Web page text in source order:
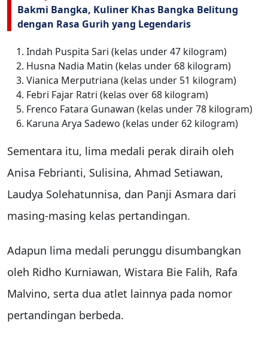
Bakmi Bangka, Kuliner Khas Bangka Belitung
dengan Rasa Gurih yang Legendaris
Indah Puspita Sari (kelas under 47 kilogram)
Husna Nadia Matin (kelas under 68 kilogram)
Vianica Merputriana (kelas under 51 kilogram)
Febri Fajar Ratri (kelas over 68 kilogram)
Frenco Fatara Gunawan (kelas under 78 kilogram)
Karuna Arya Sadewo (kelas under 62 kilogram)
Sementara itu, lima medali perak diraih oleh
Anisa Febrianti, Sulisina, Ahmad Setiawan,
Laudya Solehatunnisa, dan Panji Asmara dari
masing-masing kelas pertandingan.
Adapun lima medali perunggu disumbangkan
oleh Ridho Kurniawan, Wistara Bie Falih, Rafa
Malvino, serta dua atlet lainnya pada nomor
pertandingan berbeda.